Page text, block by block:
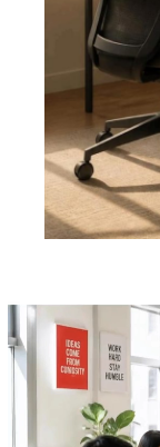
Pemutar
Video